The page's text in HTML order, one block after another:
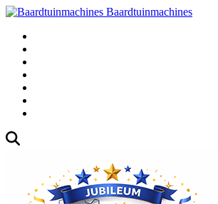
Baardtuinmachines